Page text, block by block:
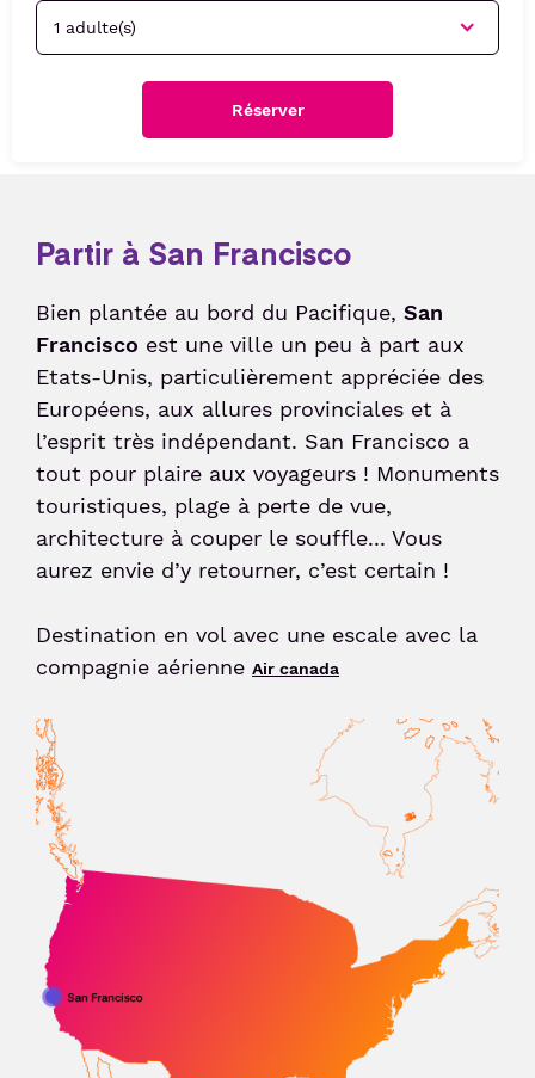
Compagnies & Charters
Suivi de commande de billets
Liaisons Bus
Réservez votre parking
Animations culturelles
Détente et divertissement
Shop & Collect
Passer le contrôle sûreté
Après votre voyage
Douane
Détaxe
Passagers
Voyager en Famille
Voyageur avec un animal
Enfant non-accompagné
Politique sociétale
Confiance clientsRéserver
Partir à San Francisco
Bien plantée au bord du Pacifique, San
Francisco est une ville un peu à part aux
Etats-Unis, particulièrement appréciée des
Européens, aux allures provinciales et à
l’esprit très indépendant. San Francisco a
tout pour plaire aux voyageurs ! Monuments
touristiques, plage à perte de vue,
architecture à couper le souffle... Vous
aurez envie d’y retourner, c’est certain !
Destination en vol avec une escale avec la
compagnie aérienne Air canada